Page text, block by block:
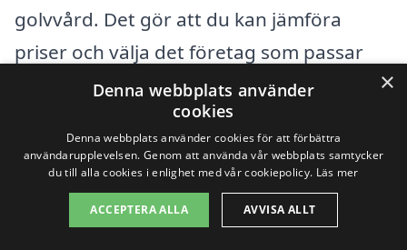
golvvård. Det gör att du kan jämföra
priser och välja det företag som passar
bäst för dig och din budget. När du begär
en offert är det bra att tänka på följande
punkter:
Typ av golv: Olika golvmaterial kräver
×
Denna webbplats använder
cookies
Denna webbplats använder cookies för att förbättra
användarupplevelsen. Genom att använda vår webbplats samtycker
du till alla cookies i enlighet med vår cookiepolicy. Läs mer
ACCEPTERA ALLA AVVISA ALLT